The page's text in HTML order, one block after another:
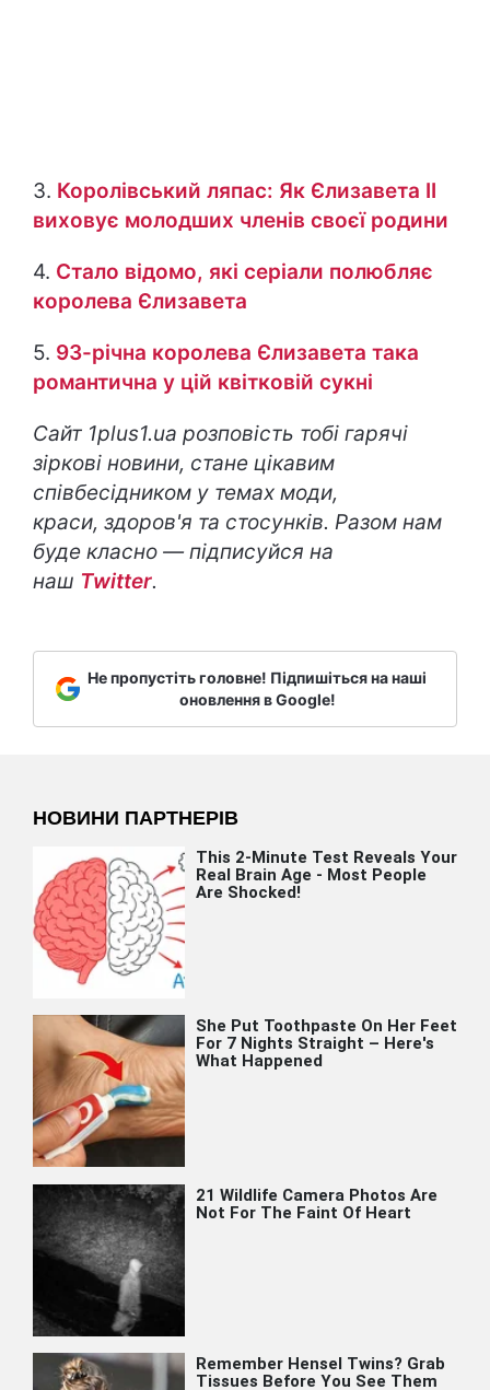
3. Королівський ляпас: Як Єлизавета ІІ
виховує молодших членів своєї родини
4. Стало відомо, які серіали полюбляє
королева Єлизавета
5. 93-річна королева Єлизавета така
романтична у цій квітковій сукні
Сайт 1plus1.ua розповість тобі гарячі
зіркові новини, стане цікавим
співбесідником у темах моди,
краси, здоров'я та стосунків. Разом нам
буде класно — підписуйся на
наш Twitter.
Не пропустіть головне! Підпишіться на наші
оновлення в Google!